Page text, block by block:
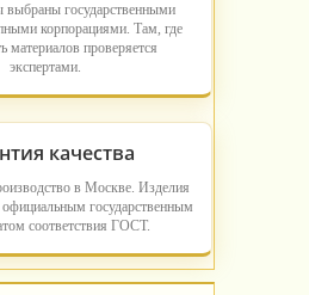
государственными
корпорациями. Там, где
материалов проверяется
экспертами.
качества
в Москве. Изделия
государственным
соответствия ГОСТ.